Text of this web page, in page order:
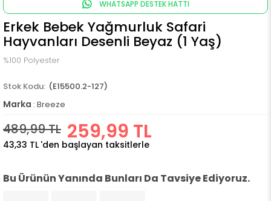
WHATSAPP DESTEK HATTI
Erkek Bebek Yağmurluk Safari
Hayvanları Desenli Beyaz (1 Yaş)
%100 Polyester
(E15500.2-127)
Marka : Breeze
489,99 TL 259,99 TL
43,33 TL 'den başlayan taksitlerle
Bu Ürünün Yanında Bunları Da Tavsiye Ediyoruz.